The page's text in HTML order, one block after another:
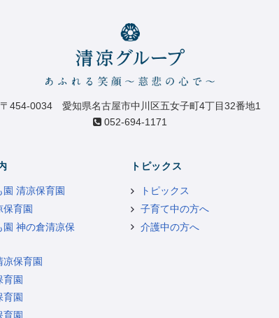
〒454-0034 愛知県名古屋市中川区五女子町4丁目32番地1
052-694-1171
園 清凉保育園
保育園
園 神の倉清凉保
凉保育園
育園
育園
育園
トピックス
トピックス
子育て中の方へ
介護中の方へ